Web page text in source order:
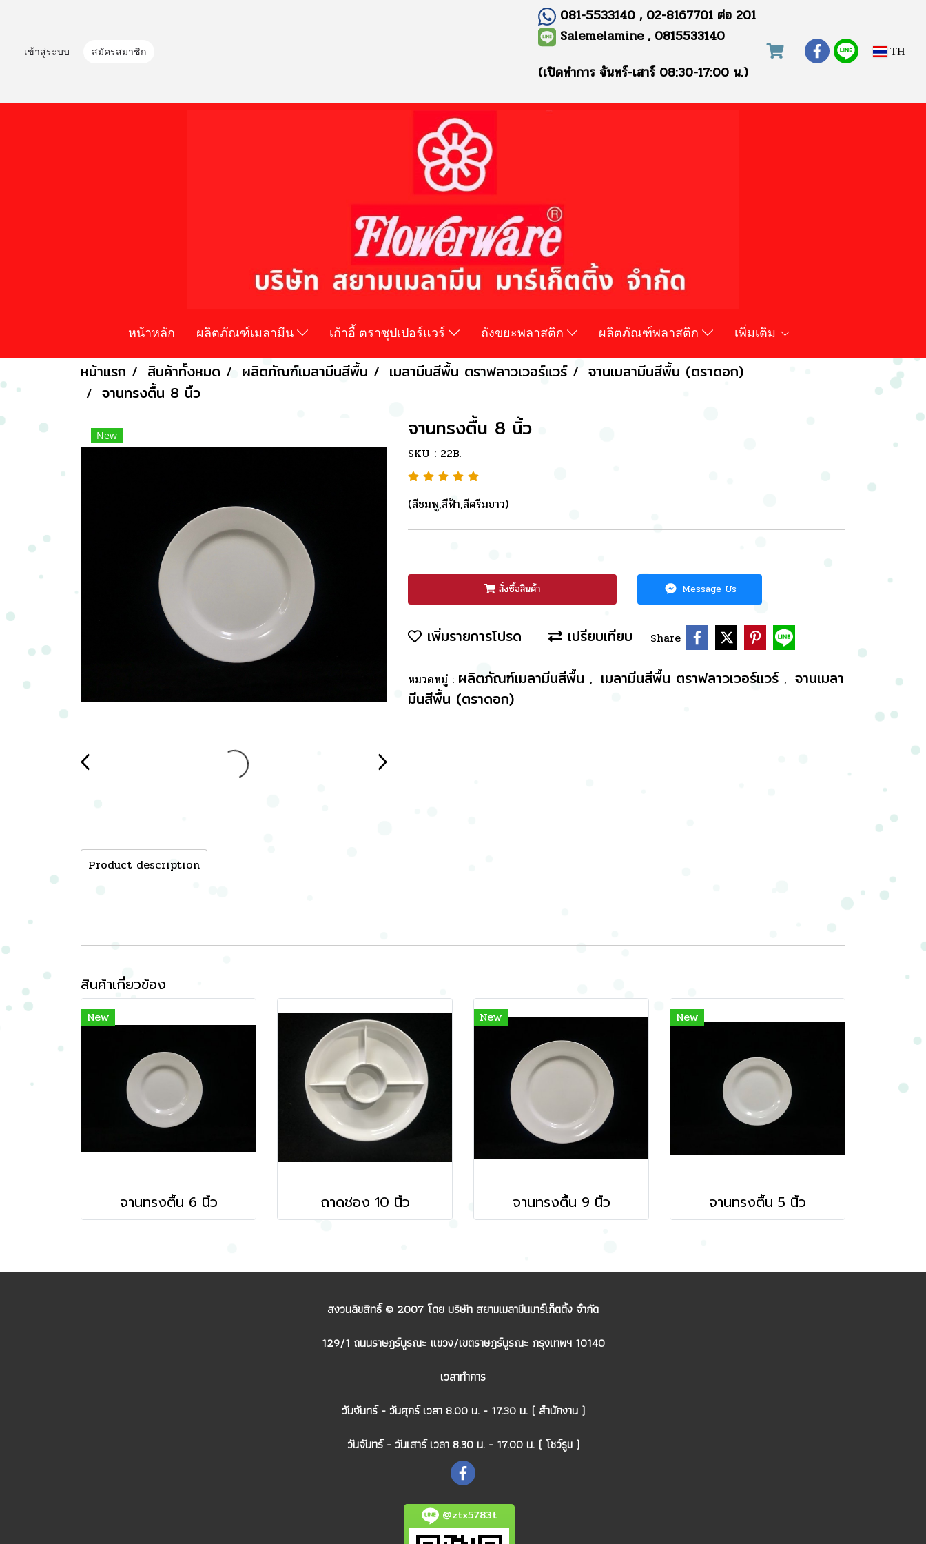
เข้าสู่ระบบ สมัครสมาชิก
081-5533140 , 02-8167701 ต่อ 201
Salemelamine , 0815533140
(เปิดทำการ จันทร์-เสาร์ 08:30-17:00 น.)
TH
หน้าหลัก ผลิตภัณฑ์เมลามีน เก้าอี้ ตราซุปเปอร์แวร์ ถังขยะพลาสติก ผลิตภัณฑ์พลาสติก เพิ่มเติม
หน้าแรก สินค้าทั้งหมด ผลิตภัณฑ์เมลามีนสีพื้น เมลามีนสีพื้น ตราฟลาวเวอร์แวร์
จานเมลามีนสีพื้น (ตราดอก)
จานทรงตื้น 8 นิ้ว
New จานทรงตื้น 8 นิ้ว
SKU : 22B.
(สีชมพู,สีฟ้า,สีครีมขาว)
สั่งซื้อสินค้า Message Us
เพิ่มรายการโปรด เปรียบเทียบ Share
หมวดหมู่ : ผลิตภัณฑ์เมลามีนสีพื้น , เมลามีนสีพื้น ตราฟลาวเวอร์แวร์ , จานเมลา
มีนสีพื้น (ตราดอก)
Product description
สินค้าเกี่ยวข้อง
New
จานทรงตื้น 6 นิ้ว ถาดช่อง 10 นิ้ว
New
จานทรงตื้น 9 นิ้ว
New
จานทรงตื้น 5 นิ้ว
สงวนลิขสิทธิ์ © 2007 โดย บริษัท สยามเมลามีนมาร์เก็ตติ้ง จำกัด
129/1 ถนนราษฎร์บูรณะ แขวง/เขตราษฎร์บูรณะ กรุงเทพฯ 10140
เวลาทำการ
วันจันทร์ - วันศุกร์ เวลา 8.00 น. - 17.30 น. ( สำนักงาน )
วันจันทร์ - วันเสาร์ เวลา 8.30 น. - 17.00 น. ( โชว์รูม )
@ztx5783t